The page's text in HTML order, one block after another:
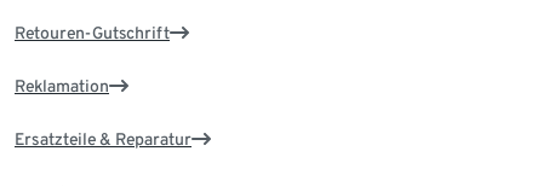
Retouren-Gutschrift
Reklamation
Ersatzteile & Reparatur